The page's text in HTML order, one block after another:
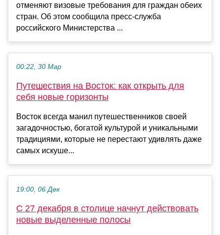
отменяют визовые требования для граждан обеих
стран. Об этом сообщила пресс-служба
российского Министерства ...
00:22, 30 Мар
Путешествия на Восток: как открыть для
себя новые горизонты
Восток всегда манил путешественников своей
загадочностью, богатой культурой и уникальными
традициями, которые не перестают удивлять даже
самых искуше...
19:00, 06 Дек
С 27 декабря в столице начнут действовать
новые выделенные полосы